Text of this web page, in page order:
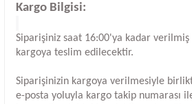
Kargo Bilgisi:
Siparişiniz saat 16:00'ya kadar verilmiş
kargoya teslim edilecektir.
Siparişinizin kargoya verilmesiyle
e-posta yoluyla kargo takip numarası